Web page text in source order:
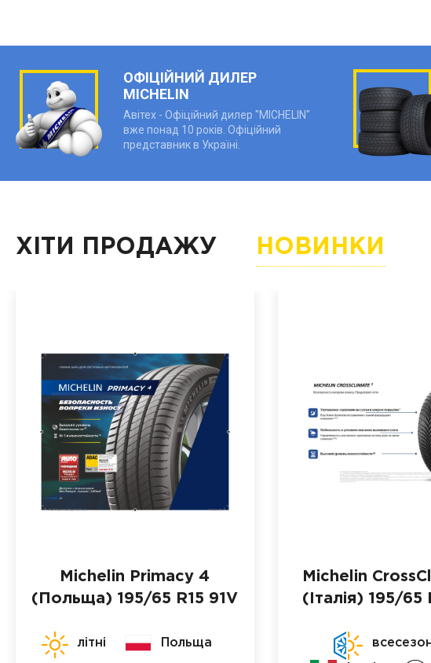
ОФІЦІЙНИЙ ДИЛЕР
MICHELIN
Авітех - Офіційний дилер "MICHELIN"
вже понад 10 років. Офіційний
представник в Україні.
ХІТИ ПРОДАЖУ НОВИНКИ
Michelin Primacy 4
(Польща) 195/65 R15 91V
літні Польща
Michelin
(Італія) 195/65